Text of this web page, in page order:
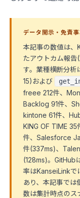
データ開示・免責
本記事の数値は、
たアウトカム報
す。業種横断分析
15)および
freee 212件、
Backlog 91件、
kintone 61件、
KING OF TIME
件、Salesforce
件(337ms)、
(128ms)。GitHub
率はKanseiLinkで
あり、本記事で
数は集計時点のス